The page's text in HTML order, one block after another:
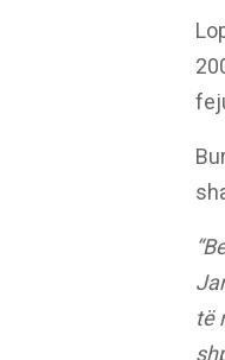
të